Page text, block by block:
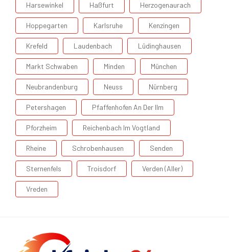
Harsewinkel Haßfurt Herzogenaurach
Hoppegarten Karlsruhe Kenzingen
Krefeld Laudenbach Lüdinghausen
Markt Schwaben Minden München
Neubrandenburg Neuss Nürnberg
Petershagen Pfaffenhofen An Der Ilm
Pforzheim Reichenbach Im Vogtland
Rheine Schrobenhausen Senden
Sternenfels Troisdorf Verden (Aller)
Vreden